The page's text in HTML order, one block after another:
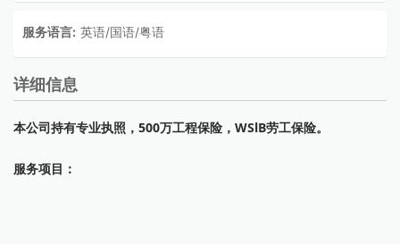
服务语言: 英语/国语/粤语
详细信息
本公司持有专业执照，500万工程保险，WSlB劳工保险。
服务项目：